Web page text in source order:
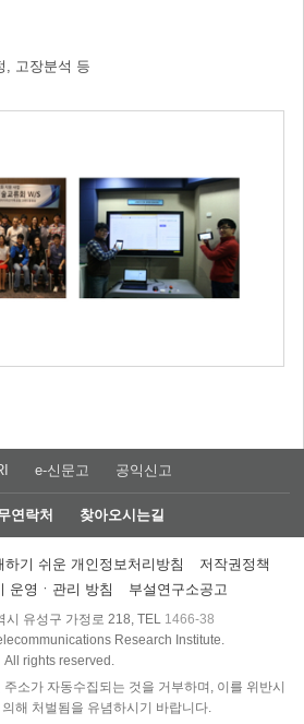
, 고장분석 등
e-신문고 공익신고
연락처 찾아오시는길
하기 쉬운 개인정보처리방침
저작권정책
운영ㆍ관리 방침
부설연구소공고
유성구 가정로 218, TEL 1466-38
Research Institute.
All rights reserved.
소가 자동수집되는 것을 거부하며, 이를 위반시
해 처벌됨을 유념하시기 바랍니다.